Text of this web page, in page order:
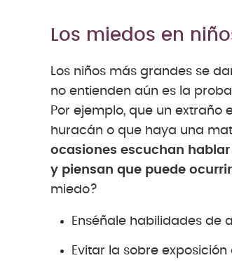
Los miedos en
Los niños más grandes se
no entienden aún es la
Por ejemplo, que un
huracán o que haya una
ocasiones escuchan
y piensan que puede
miedo?
Enséñale habilidades de
Evitar la sobre